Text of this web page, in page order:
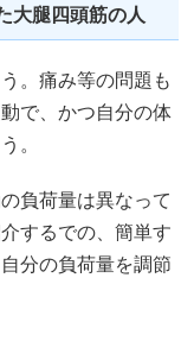
大腿四頭筋の人
。痛み等の問題も
で、かつ自分の体
。
負荷量は異なって
するでの、簡単す
分の負荷量を調節